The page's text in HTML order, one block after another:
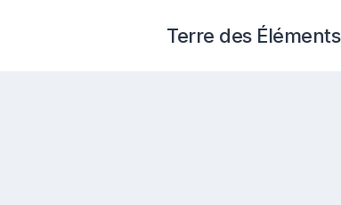
Terre des Éléments